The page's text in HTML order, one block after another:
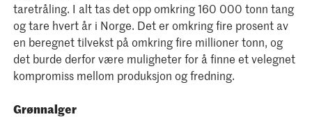
taretråling. I alt tas det opp omkring 160 000 tonn tang
og tare hvert år i Norge. Det er omkring fire prosent av
en beregnet tilvekst på omkring fire millioner tonn, og
det burde derfor være muligheter for å finne et velegnet
kompromiss mellom produksjon og fredning.
Grønnalger